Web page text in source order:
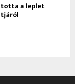
a leplet